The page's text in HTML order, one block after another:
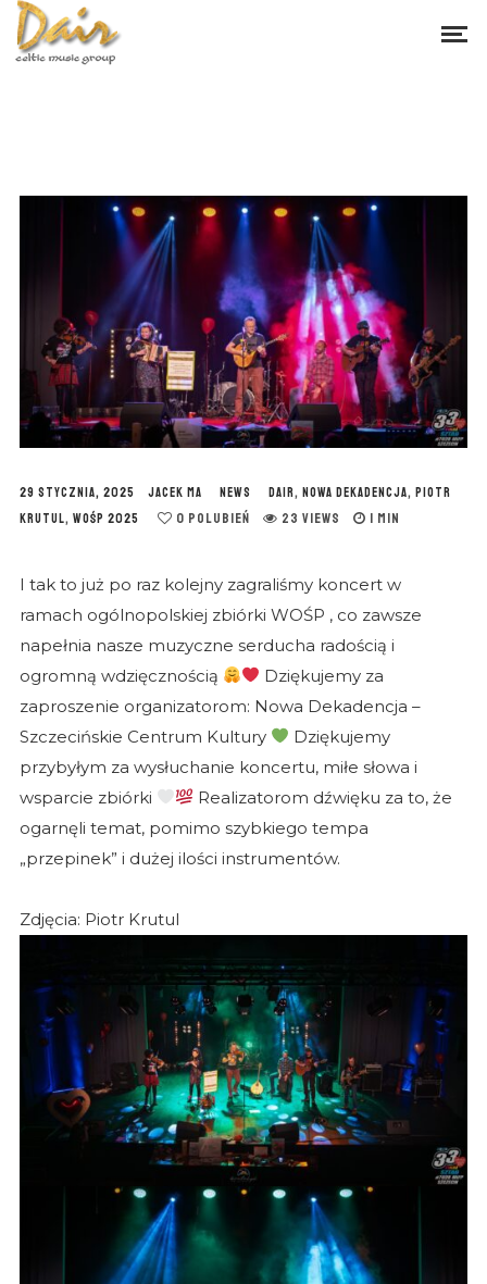
29 STYCZNIA, 2025 JACEK MA NEWS DAIR, NOWA DEKADENCJA, PIOTR
KRUTUL, WOŚP 2025 0 POLUBIEŃ 23 VIEWS 1 MIN
I tak to już po raz kolejny zagraliśmy koncert w
ramach ogólnopolskiej zbiórki WOŚP , co zawsze
napełnia nasze muzyczne serducha radością i
ogromną wdzięcznością
Dziękujemy za
zaproszenie organizatorom: Nowa Dekadencja –
Szczecińskie Centrum Kultury
Dziękujemy
przybyłym za wysłuchanie koncertu, miłe słowa i
wsparcie zbiórki
Realizatorom dźwięku za to, że
ogarnęli temat, pomimo szybkiego tempa
„przepinek” i dużej ilości instrumentów.
Zdjęcia: Piotr Krutul